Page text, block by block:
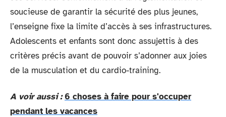
soucieuse de garantir la sécurité des plus jeunes,
l’enseigne fixe la limite d’accès à ses infrastructures.
Adolescents et enfants sont donc assujettis à des
critères précis avant de pouvoir s’adonner aux joies
de la musculation et du cardio-training.
A voir aussi : 6 choses à faire pour s'occuper
pendant les vacances